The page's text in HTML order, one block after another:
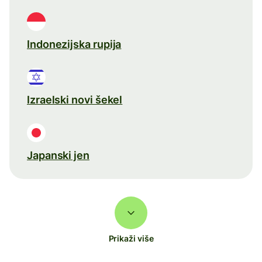
Indonezijska rupija
Izraelski novi šekel
Japanski jen
Prikaži više